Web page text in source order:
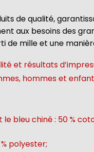
de qualité,
aux besoins des
de mille et une
et résultats
hommes et
bleu chiné : 50 %
polyester;